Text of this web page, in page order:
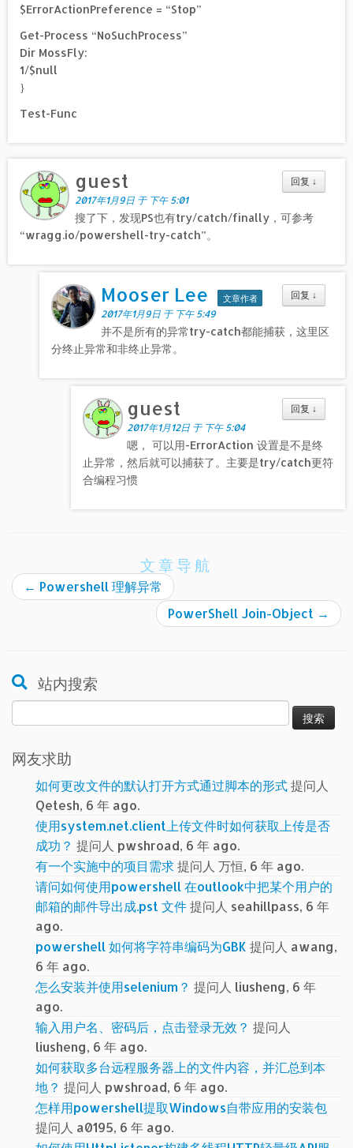
$ErrorActionPreference = “Stop”
Get-Process “NoSuchProcess”
Dir MossFly:
1/$null
}
Test-Func
回复 ↓
guest
2017年1月9日 于 下午 5:01
搜了下，发现PS也有try/catch/finally，可参考
“wragg.io/powershell-try-catch”。
回复 ↓
Mooser Lee
文章作者
2017年1月9日 于 下午 5:49
并不是所有的异常try-catch都能捕获，这里区
分终止异常和非终止异常。
回复 ↓
guest
2017年1月12日 于 下午 5:04
嗯， 可以用-ErrorAction 设置是不是终
止异常，然后就可以捕获了。主要是try/catch更符
合编程习惯
文章导航
← Powershell 理解异常
PowerShell Join-Object →
站内搜索
索：
网友求助
如何更改文件的默认打开方式通过脚本的形式提问人
Qetesh, 6 年 ago.
使用system.net.client上传文件时如何获取上传是否
成功？ 提问人 pwshroad, 6 年 ago.
有一个实施中的项目需求提问人 万恒, 6 年 ago.
请问如何使用powershell 在outlook中把某个用户的
邮箱的邮件导出成.pst 文件提问人 seahillpass, 6 年
ago.
powershell 如何将字符串编码为GBK 提问人 awang,
6 年 ago.
怎么安装并使用selenium？ 提问人 liusheng, 6 年
ago.
输入用户名、密码后，点击登录无效？ 提问人
liusheng, 6 年 ago.
如何获取多台远程服务器上的文件内容，并汇总到本
地？ 提问人 pwshroad, 6 年 ago.
怎样用powershell提取Windows自带应用的安装包
提问人 a0195, 6 年 ago.